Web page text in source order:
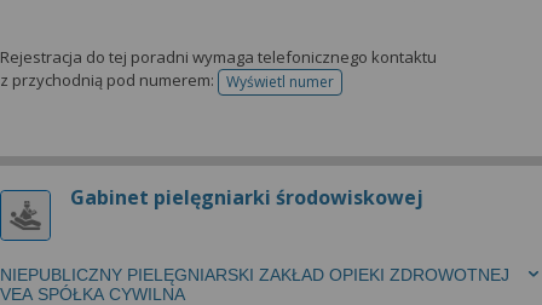
Rejestracja do tej poradni wymaga telefonicznego kontaktu
z przychodnią pod numerem:
Wyświetl numertelefonu do rejestracji
Gabinet pielęgniarki środowiskowej
NIEPUBLICZNY PIELĘGNIARSKI ZAKŁAD OPIEKI ZDROWOTNEJ
VEA SPÓŁKA CYWILNA